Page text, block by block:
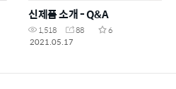
신제품 소개 - Q&A
1,518 88
6
2021.05.17